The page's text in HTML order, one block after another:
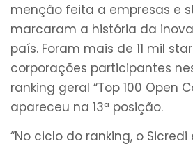
menção feita a empresas e
marcaram a história da
país. Foram mais de 11 mil
corporações participantes
ranking geral “Top 100 Open
apareceu na 13ª posição.
“No ciclo do ranking, o